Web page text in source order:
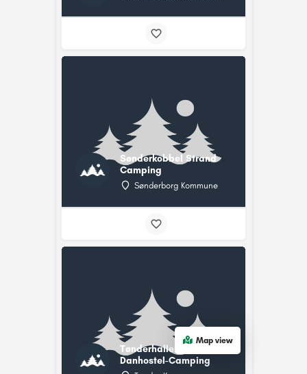
Sønderkobbel Strand
Camping
Sønderborg Kommune
Tønderhallerne-
Danhostel-Camping
Map view